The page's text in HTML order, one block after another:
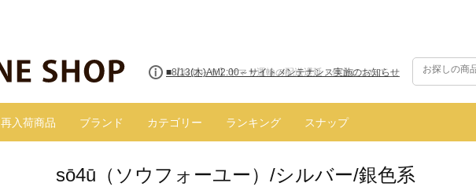
■8/13(木)AM2:00～サイトメンテナンス実施のお知らせ
再入荷商品 ブランド カテゴリー ランキング スナップ
sō4ū（ソウフォーユー）/シルバー/銀色系